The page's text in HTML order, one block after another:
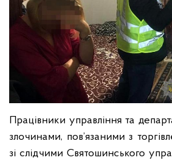
Працівники управління та
злочинами, пов’язаними з
зі слідчими Святошинського